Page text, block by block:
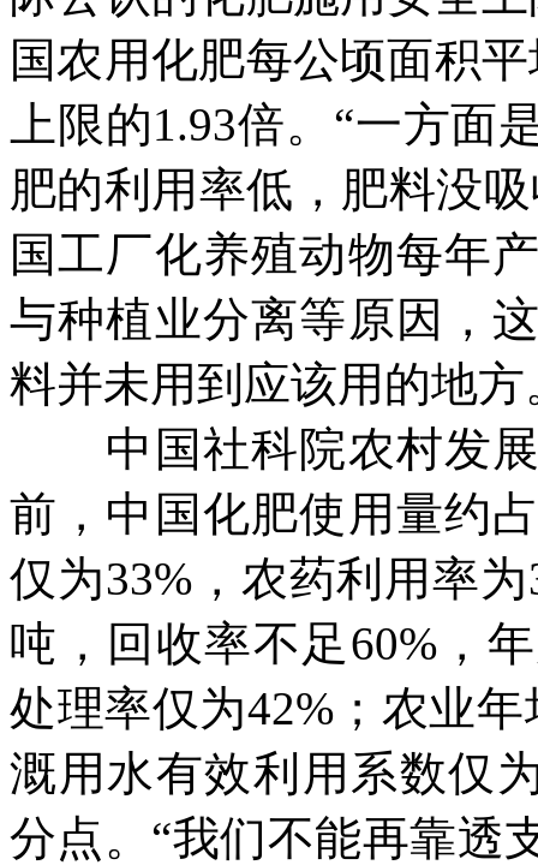
国农用化肥每公顷面积
上限的1.93倍。“一方面
肥的利用率低，肥料没
国工厂化养殖动物每年
与种植业分离等原因，
料并未用到应该用的地方
中国社科院农村发展
前，中国化肥使用量约
仅为33%，农药利用率为
吨，回收率不足 60%，
处理率仅为42% ；农业
溉用水有效利用系数仅
分点。“我们不能再靠透